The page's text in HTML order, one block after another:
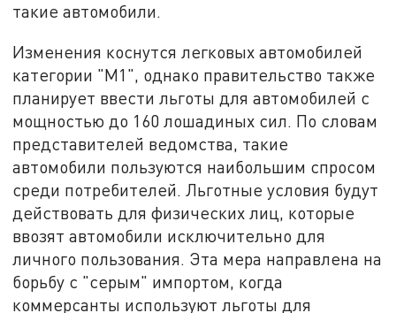
такие автомобили.
Изменения коснутся легковых автомобилей
категории "М1", однако правительство также
планирует ввести льготы для автомобилей с
мощностью до 160 лошадиных сил. По словам
представителей ведомства, такие
автомобили пользуются наибольшим спросом
среди потребителей. Льготные условия будут
действовать для физических лиц, которые
ввозят автомобили исключительно для
личного пользования. Эта мера направлена на
борьбу с "серым" импортом, когда
коммерсанты используют льготы для